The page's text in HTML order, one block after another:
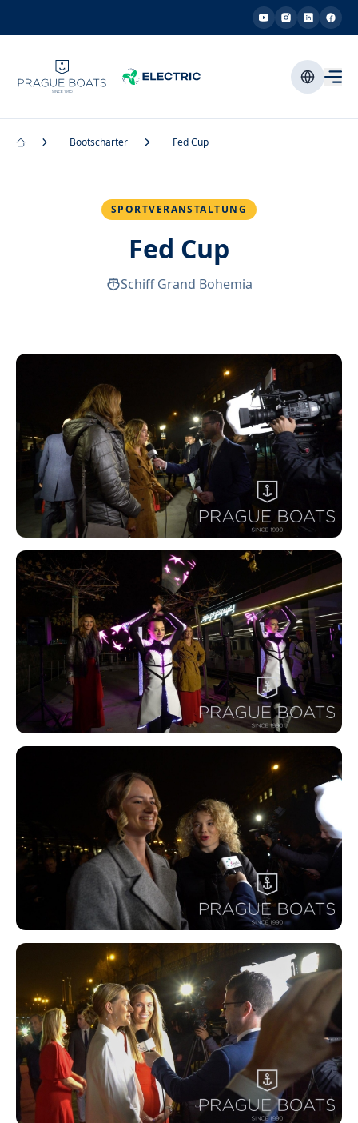
Bootscharter Fed Cup
SPORTVERANSTALTUNG
Fed Cup
Schiff Grand Bohemia